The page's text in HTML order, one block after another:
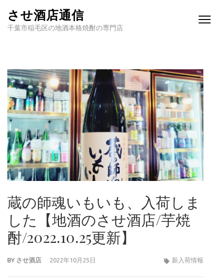
させ酒店通信
千葉市稲毛区の地酒本格焼酎の専門店
蔵の師魂いもいも、入荷しま
した【地酒のさせ酒店/芋焼
酎/2022.10.25更新】
BY させ酒店 2022年10月25日 新入荷情報